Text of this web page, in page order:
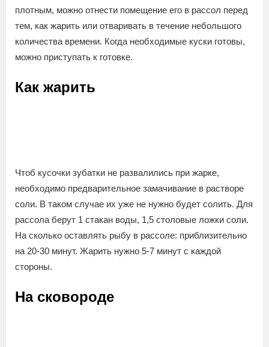
плотным, можно отнести помещение его в рассол перед
тем, как жарить или отваривать в течение небольшого
количества времени. Когда необходимые куски готовы,
можно приступать к готовке.
Как жарить
Чтоб кусочки зубатки не развалились при жарке,
необходимо предварительное замачивание в растворе
соли. В таком случае их уже не нужно будет солить. Для
рассола берут 1 стакан воды, 1,5 столовые ложки соли.
На сколько оставлять рыбу в рассоле: приблизительно
на 20-30 минут. Жарить нужно 5-7 минут с каждой
стороны.
На сковороде